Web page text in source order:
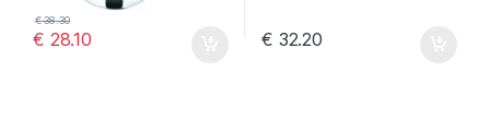
€ 28.10
€38.30
€ 32.20